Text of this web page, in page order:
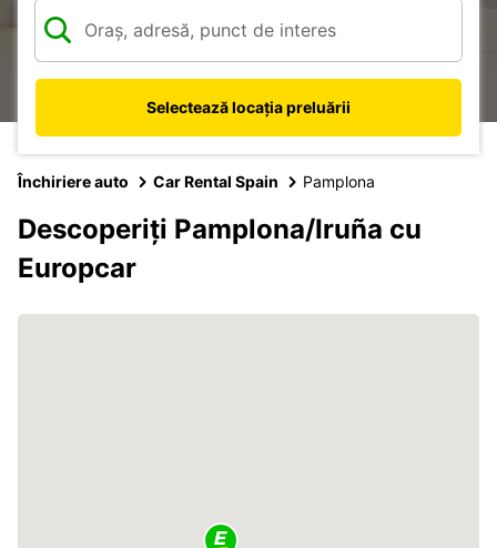
Selectează locația preluării
Închiriere auto Car Rental Spain Pamplona
Descoperiți Pamplona/Iruña cu
Europcar